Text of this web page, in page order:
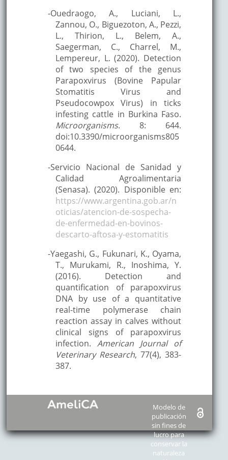
-Ouedraogo, A., Luciani, L.,
Zannou, O., Biguezoton, A., Pezzi,
L., Thirion, L., Belem, A.,
Saegerman, C., Charrel, M.,
Lempereur, L. (2020). Detection
of two species of the genus
Parapoxvirus (Bovine Papular
Stomatitis Virus and
Pseudocowpox Virus) in ticks
infesting cattle in Burkina Faso.
Microorganisms. 8: 644.
doi:10.3390/microorganisms805
0644.
-Servicio Nacional de Sanidad y
Calidad Agroalimentaria
(Senasa). (2020). Disponible en:
https://www.argentina.gob.ar/n
oticias/atencion-de-sospecha-
de-enfermedad-en-bovinos-
descarto-aftosa-y-estomatitis
-Yaegashi, G., Fukunari, K., Oyama,
T., Murukami, R., Inoshima, Y.
(2016). Detection and
quantification of parapoxvirus
DNA by use of a quantitative
real-time polymerase chain
reaction assay in calves without
clinical signs of parapoxvirus
infection. American Journal of
Veterinary Research, 77(4), 383-
387.
Modelo de
publicación
sin fines de
lucro para
conservar la
naturaleza